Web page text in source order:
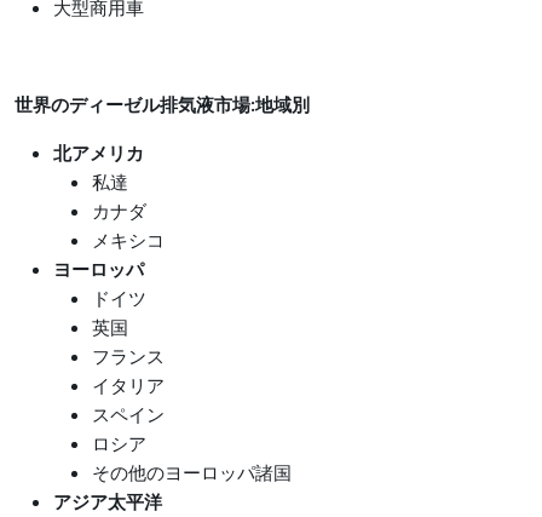
大型商用車
世界のディーゼル排気液市場:地域別
北アメリカ
私達
カナダ
メキシコ
ヨーロッパ
ドイツ
英国
フランス
イタリア
スペイン
ロシア
その他のヨーロッパ諸国
アジア太平洋